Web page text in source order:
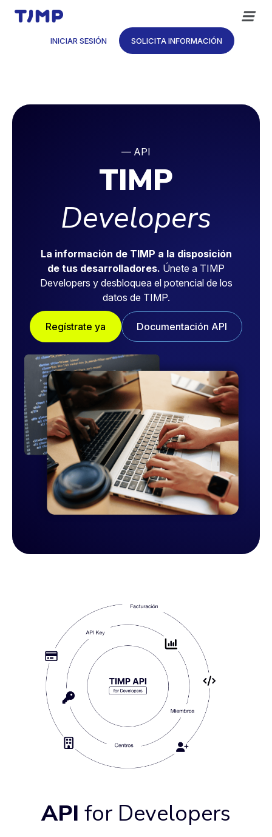
contenido
INICIAR SESIÓN SOLICITA INFORMACIÓN
— API
TIMP
Developers
La información de TIMP a la disposición
de tus desarrolladores. Únete a TIMP
Developers y desbloquea el potencial de los
datos de TIMP.
Regístrate ya Documentación API
API for Developers